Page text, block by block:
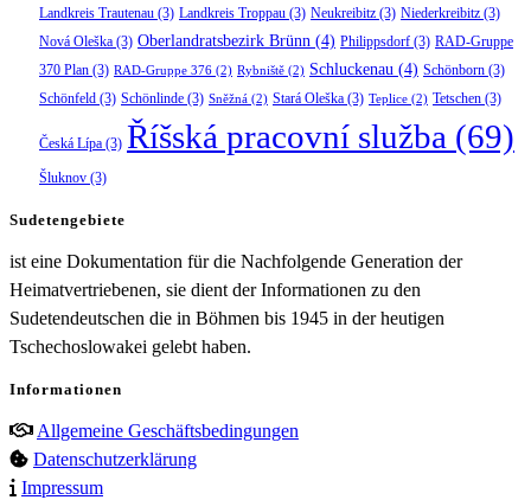
Landkreis Trautenau (3) Landkreis Troppau (3) Neukreibitz (3) Niederkreibitz (3)
Nová Oleška (3) Oberlandratsbezirk Brünn (4) Philippsdorf (3) RAD-Gruppe
370 Plan (3) RAD-Gruppe 376 (2) Rybniště (2) Schluckenau (4) Schönborn (3)
Schönfeld (3) Schönlinde (3) Sněžná (2) Stará Oleška (3) Teplice (2) Tetschen (3)
Česká Lípa (3) Říšská pracovní služba (69)
Šluknov (3)
Sudetengebiete
ist eine Dokumentation für die Nachfolgende Generation der
Heimatvertriebenen, sie dient der Informationen zu den
Sudetendeutschen die in Böhmen bis 1945 in der heutigen
Tschechoslowakei gelebt haben.
Informationen
Allgemeine Geschäftsbedingungen
Datenschutzerklärung
Impressum